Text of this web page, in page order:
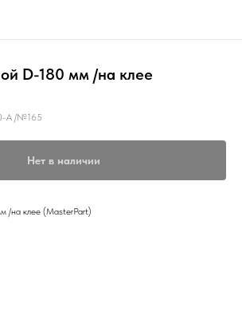
D-180 мм /на клее
А /№165
Нет в наличии
/на клее (МasterPart)